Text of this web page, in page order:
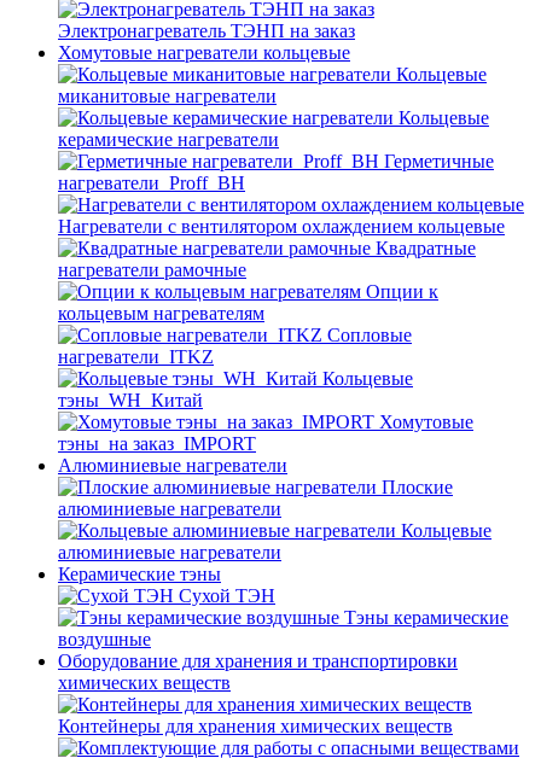
Электронагреватель ТЭНП на заказ
Хомутовые нагреватели кольцевые
Кольцевые
миканитовые нагреватели
Кольцевые
керамические нагреватели
Герметичные
нагреватели_Proff_BH
Нагреватели с вентилятором охлаждением кольцевые
Квадратные
нагреватели рамочные
Опции к
кольцевым нагревателям
Cопловые
нагреватели_ITKZ
Кольцевые
тэны_WH_Китай
Хомутовые
тэны_на заказ_IMPORT
Алюминиевые нагреватели
Плоские
алюминиевые нагреватели
Кольцевые
алюминиевые нагреватели
Керамические тэны
Сухой ТЭН
Тэны керамические
воздушные
Оборудование для хранения и транспортировки
химических веществ
Контейнеры для хранения химических веществ